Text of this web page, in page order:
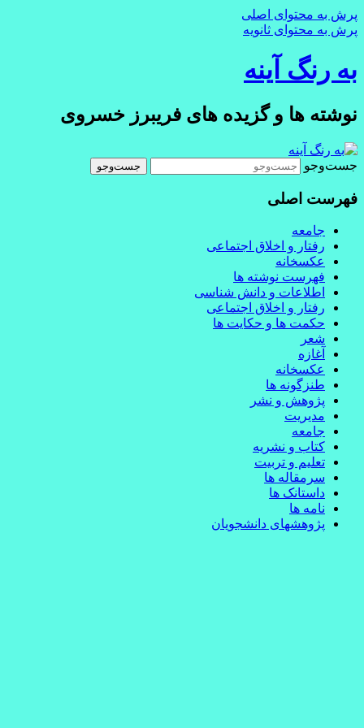
پرش به محتوای اصلی
پرش به محتوای ثانویه
به رنگ آينه
نوشته ها و گزیده های فریبرز خسروی
جست‌وجو
فهرست اصلی
جامعه
رفتار و اخلاق اجتماعی
عکسخانه
فهرست نوشته ها
اطلاعات و دانش شناسی
رفتار و اخلاق اجتماعی
حکمت ها و حکایت ها
شعر
آغازه
عکسخانه
طنزگونه ها
پژوهش و نشر
مدیریت
جامعه
کتاب و نشریه
تعلیم و تربیت
سرمقاله ها
داستانک ها
نامه ها
پژوهشهای دانشجویان